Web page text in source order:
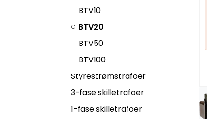
BTV10
BTV20
BTV50
BTV100
Styrestrømstrafoer
3-fase skilletrafoer
1-fase skilletrafoer